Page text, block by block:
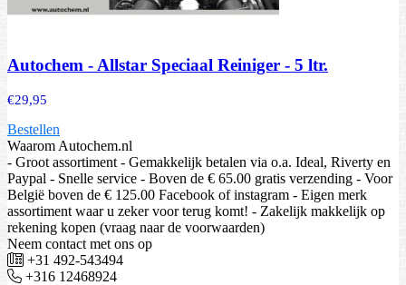
Autochem - Allstar Speciaal Reiniger - 5 ltr.
€29,95
Bestellen
Waarom Autochem.nl
- Groot assortiment - Gemakkelijk betalen via o.a. Ideal, Riverty en
Paypal - Snelle service - Boven de € 65.00 gratis verzending - Voor
België boven de € 125.00 Facebook of instagram - Eigen merk
assortiment waar u zeker voor terug komt! - Zakelijk makkelijk op
rekening kopen (vraag naar de voorwaarden)
Neem contact met ons op
+31 492-543494
+316 12468924